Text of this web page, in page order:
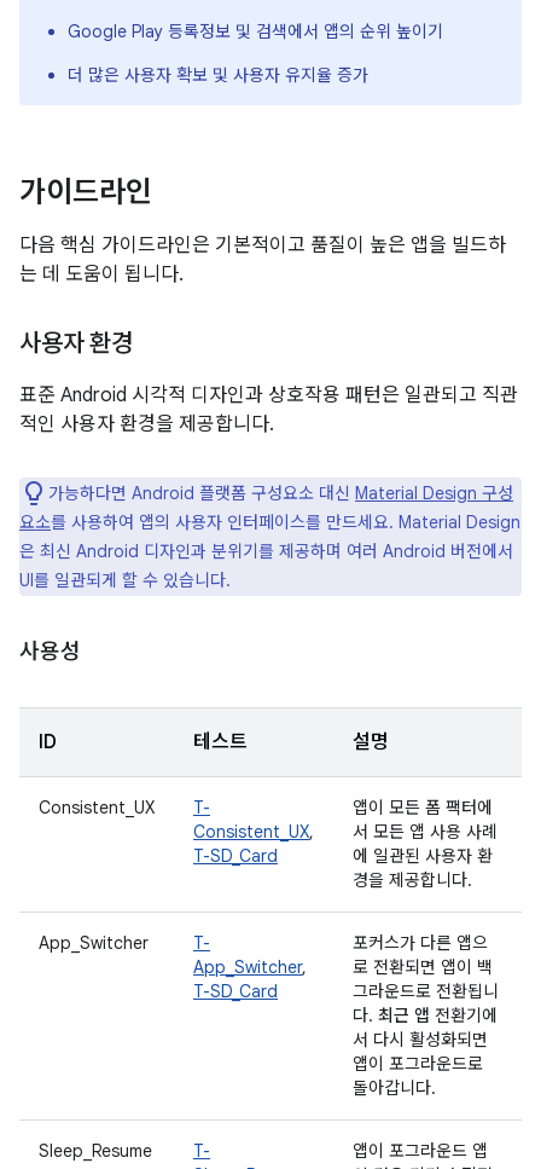
Google Play 등록정보 및 검색에서 앱의 순위 높이기
더 많은 사용자 확보 및 사용자 유지율 증가
가이드라인
다음 핵심 가이드라인은 기본적이고 품질이 높은 앱을 빌드하
는 데 도움이 됩니다.
사용자 환경
표준 Android 시각적 디자인과 상호작용 패턴은 일관되고 직관
적인 사용자 환경을 제공합니다.
가능하다면 Android 플랫폼 구성요소 대신 Material Design 구성
요소를 사용하여 앱의 사용자 인터페이스를 만드세요. Material Design
은 최신 Android 디자인과 분위기를 제공하며 여러 Android 버전에서
UI를 일관되게 할 수 있습니다.
사용성
ID 테스트 설명
Consistent_UX
T-
Consistent_UX,
T-SD_Card
앱이 모든 폼 팩터에
서 모든 앱 사용 사례
에 일관된 사용자 환
경을 제공합니다.
App_Switcher
T-
App_Switcher,
T-SD_Card
포커스가 다른 앱으
로 전환되면 앱이 백
그라운드로 전환됩니
다. 최근 앱 전환기에
서 다시 활성화되면
앱이 포그라운드로
돌아갑니다.
Sleep_Resume
T-
앱이 포그라운드 앱